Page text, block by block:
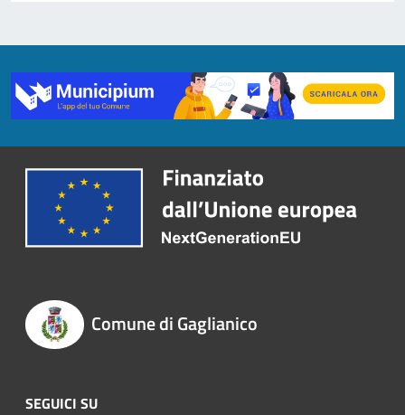
Comune di Gaglianico
SEGUICI SU